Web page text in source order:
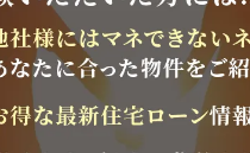
お願いいたします。